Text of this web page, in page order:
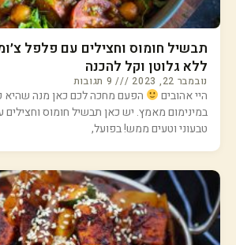
תבשיל חומוס וחצילים עם פלפל
ללא גלוטן וקל להכנה
נובמבר 22, 2023 9 תגובות
היי אהובים
הפעם מחכה לכם כאן מנה שהיא
במינימום מאמץ. יש כאן תבשיל חומוס
טבעוני וטעים ממש! בפועל,